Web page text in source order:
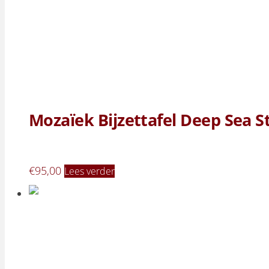
Mozaïek Bijzettafel Deep Sea
€95,00 Lees verder